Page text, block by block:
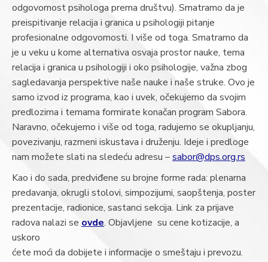
odgovornost psihologa prema društvu). Smatramo da je
preispitivanje relacija i granica u psihologiji pitanje
profesionalne odgovornosti. I više od toga. Smatramo da
je u veku u kome alternativa osvaja prostor nauke, tema
relacija i granica u psihologiji i oko psihologije, važna zbog
sagledavanja perspektive naše nauke i naše struke. Ovo je
samo izvod iz programa, kao i uvek, očekujemo da svojim
predlozima i temama formirate konačan program Sabora.
Naravno, očekujemo i više od toga, radujemo se okupljanju,
povezivanju, razmeni iskustava i druženju. Ideje i predloge
nam možete slati na sledeću adresu –sabor@dps.org.rs
Kao i do sada, predviđene su brojne forme rada: plenarna
predavanja, okrugli stolovi, simpozijumi, saopštenja, poster
prezentacije, radionice, sastanci sekcija. Link za prijave
radova nalazi se ovde. Objavljene su cene kotizacije, a
uskoro
ćete moći da dobijete i informacije o smeštaju i prevozu.